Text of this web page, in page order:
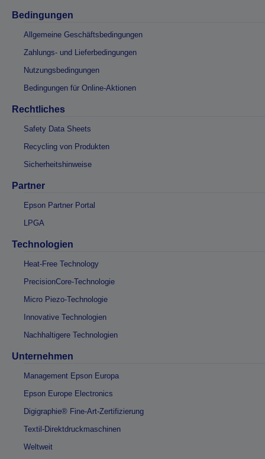
Bedingungen
Allgemeine Geschäftsbedingungen
Zahlungs- und Lieferbedingungen
Nutzungsbedingungen
Bedingungen für Online-Aktionen
Rechtliches
Safety Data Sheets
Recycling von Produkten
Sicherheitshinweise
Partner
Epson Partner Portal
LPGA
Technologien
Heat-Free Technology
PrecisionCore-Technologie
Micro Piezo-Technologie
Innovative Technologien
Nachhaltigere Technologien
Unternehmen
Management Epson Europa
Epson Europe Electronics
Digigraphie® Fine-Art-Zertifizierung
Textil-Direktdruckmaschinen
Weltweit